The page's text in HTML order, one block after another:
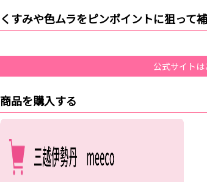
くすみや色ムラをピンポイントに狙って
公式サイトは
商品を購入する